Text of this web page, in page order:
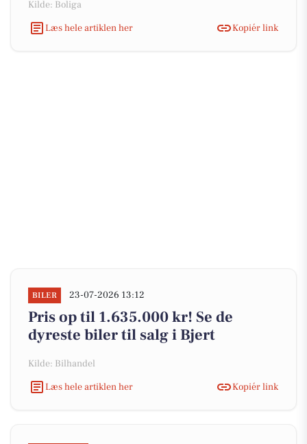
Kilde: Boliga
Læs hele artiklen her
Kopiér link
BILER 23-07-2026 13:12
Pris op til 1.635.000 kr! Se de
dyreste biler til salg i Bjert
Kilde: Bilhandel
Læs hele artiklen her
Kopiér link